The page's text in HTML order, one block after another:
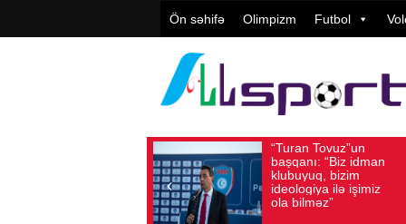
Ön səhifə Olimpizm Futbol
başqanı: “Biz idman
klubuyuq, bizim
ideologiya ilə işimiz
ola bilməz”
Vüqar
yüksək
Avqust 05, 2026